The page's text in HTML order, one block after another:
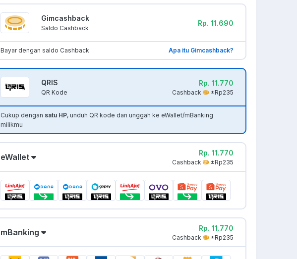
Gimcashback
Saldo Cashback
Rp. 11.690
Bayar dengan saldo Cashback Apa itu Gimcashback?
QRIS
QR Kode
Rp. 11.770
Cashback ±Rp235
Cukup dengan satu HP, unduh QR kode dan unggah ke eWallet/mBanking
milikmu
eWallet Rp. 11.770
Cashback ±Rp235
mBanking Rp. 11.770
Cashback ±Rp235